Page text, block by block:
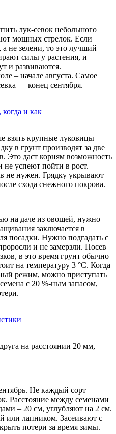
лук-севок небольшого
мощных стрелок. Если
не зелени, то это лучший
силы у растения, и
и развиваются.
– начале августа. Самое
— конец сентября.
и как
взять крупные луковицы
в грунт производят за две
Это даст корням возможность
не успеют пойти в рост.
не нужен. Грядку укрывают
схода снежного покрова.
на даче из овощей, нужно
заключается в
посадки. Нужно подгадать с
и не замерзли. Посев
в это время грунт обычно
на температуру 3 °С. Когда
режим, можно приступать
с 20 %-ным запасом,
на расстоянии 20 мм,
Не каждый сорт
Расстояние между семенами
– 20 см, углубляют на 2 см.
или лапником. Засеивают с
потери за время зимы.